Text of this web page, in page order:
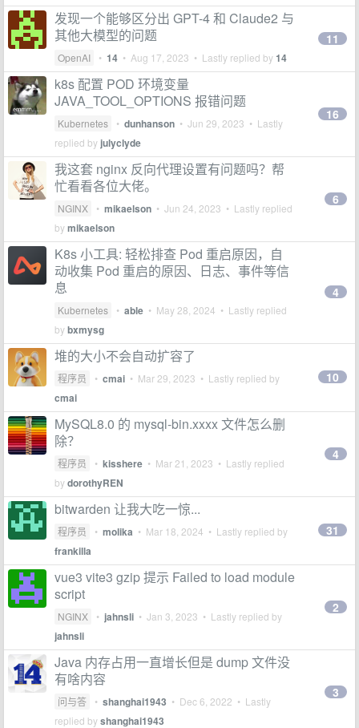
发现一个能够区分出 GPT-4 和 Claude2 与
其他大模型的问题
OpenAI • 14 • Aug 17, 2023 • Lastly replied by14
11
k8s 配置 POD 环境变量
JAVA_TOOL_OPTIONS 报错问题
Kubernetes • dunhanson • Jun 29, 2023 • Lastly
replied by julyclyde
16
我这套 nginx 反向代理设置有问题吗？帮
忙看看各位大佬。
NGINX • mikaelson • Jun 24, 2023 • Lastly replied
bymikaelson
6
K8s 小工具: 轻松排查 Pod 重启原因，自
动收集 Pod 重启的原因、日志、事件等信
息
Kubernetes • able • May 28, 2024 • Lastly replied
bybxmysg
4
堆的大小不会自动扩容了
程序员 • cmai • Mar 29, 2023 • Lastly replied by
cmai
10
MySQL8.0 的 mysql-bin.xxxx 文件怎么删
除？
程序员 • kisshere • Mar 21, 2023 • Lastly replied
bydorothyREN
4
bitwarden 让我大吃一惊...
程序员 • molika • Mar 18, 2024 • Lastly replied by
frankilla
31
vue3 vite3 gzip 提示 Failed to load module
script
NGINX • jahnsli • Jan 3, 2023 • Lastly replied by
jahnsli
2
Java 内存占用一直增长但是 dump 文件没
有啥内容
问与答 • shanghai1943 • Dec 6, 2022 • Lastly
replied byshanghai1943
3